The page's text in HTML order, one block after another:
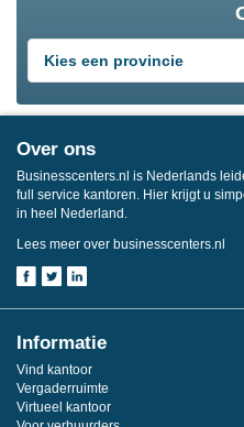
Over ons
Businesscenters.nl is Nederlands
full service kantoren. Hier krijgt u
in heel Nederland.
Lees meer over businesscenters.nl
Informatie
Vind kantoor
Vergaderruimte
Virtueel kantoor